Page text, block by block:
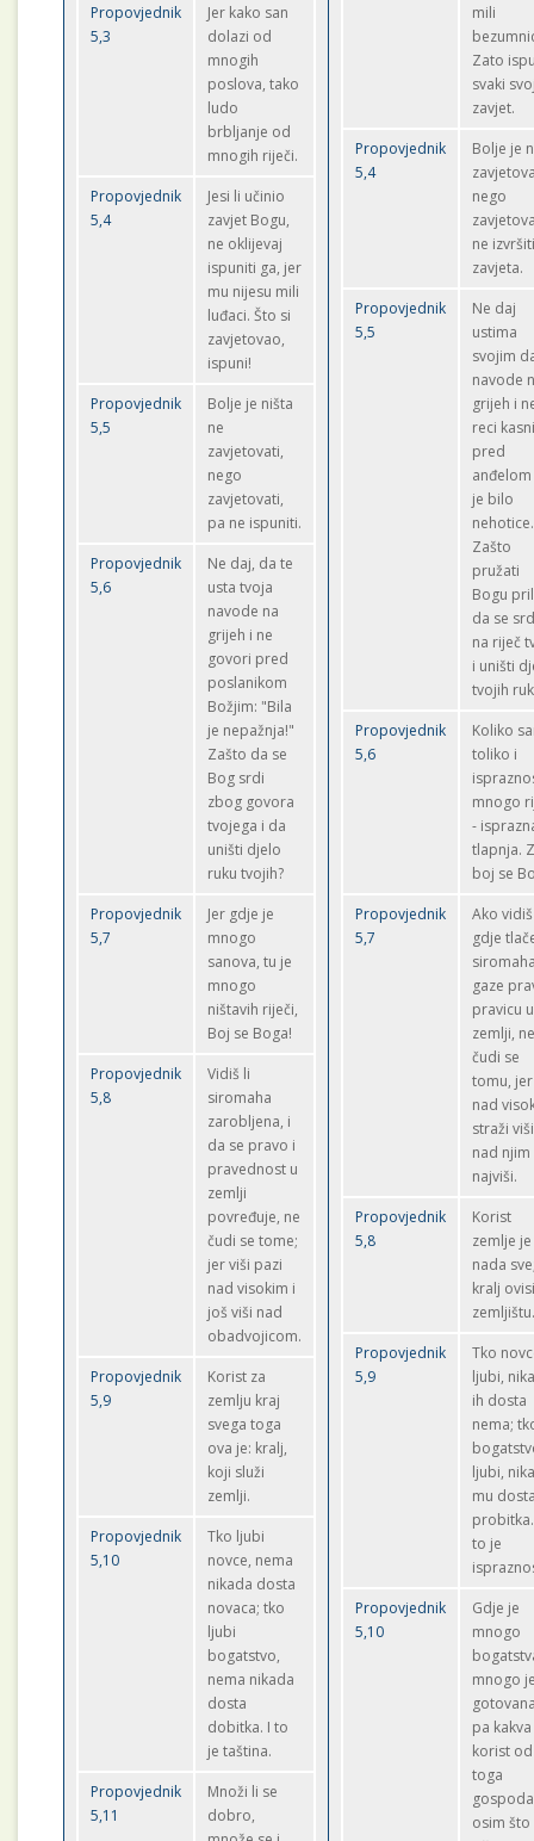
Propovjednik
5,3
Jer kako san
dolazi od
mnogih
poslova, tako
ludo
brbljanje od
mnogih riječi.
Propovjednik
5,4
Jesi li učinio
zavjet Bogu,
ne oklijevaj
ispuniti ga, jer
mu nijesu mili
luđaci. Što si
zavjetovao,
ispuni!
Propovjednik
5,5
Bolje je ništa
ne
zavjetovati,
nego
zavjetovati,
pa ne ispuniti.
Propovjednik
5,6
Ne daj, da te
usta tvoja
navode na
grijeh i ne
govori pred
poslanikom
Božjim: "Bila
je nepažnja!"
Zašto da se
Bog srdi
zbog govora
tvojega i da
uništi djelo
ruku tvojih?
Propovjednik
5,7
Jer gdje je
mnogo
sanova, tu je
mnogo
ništavih riječi,
Boj se Boga!
Propovjednik
5,8
Vidiš li
siromaha
zarobljena, i
da se pravo i
pravednost u
zemlji
povređuje, ne
čudi se tome;
jer viši pazi
nad visokim i
još viši nad
obadvojicom.
Propovjednik
5,9
Korist za
zemlju kraj
svega toga
ova je: kralj,
koji služi
zemlji.
Propovjednik
5,10
Tko ljubi
novce, nema
nikada dosta
novaca; tko
ljubi
bogatstvo,
nema nikada
dosta
dobitka. I to
je taština.
Propovjednik
5,11
Množi li se
dobro,
mili
Zato
svaki
zavjet.
Propovjednik
5,4
Bolje je
nego
ne
zavjeta.
Propovjednik
5,5
Ne daj
ustima
svojim
navode
grijeh i
reci
pred
je bilo
nehotice.
Zašto
pružati
Bogu
da se
na riječ
i uništi
tvojih
Propovjednik
5,6
Koliko
toliko i
mnogo
-
tlapnja.
boj se
Propovjednik
5,7
Ako vidiš
gdje
gaze
pravicu u
zemlji,
čudi se
tomu, jer
nad
straži
nad njim
najviši.
Propovjednik
5,8
Korist
zemlje je
nada
kralj
Propovjednik
5,9
Tko
ljubi,
ih dosta
nema;
ljubi,
mu
to je
Propovjednik
5,10
Gdje je
mnogo
mnogo
pa
korist od
toga
osim što